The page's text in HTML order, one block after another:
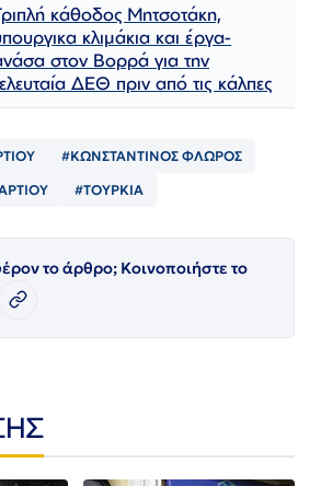
κάθοδος Μητσοτάκη,
κλιμάκια και έργα-
στον Βορρά για την
ΔΕΘ πριν από τις κάλπες
#ΚΩΝΣΤΑΝΤΙΝΟΣ ΦΛΩΡΟΣ
#ΤΟΥΡΚΙΑ
το άρθρο; Κοινοποιήστε το